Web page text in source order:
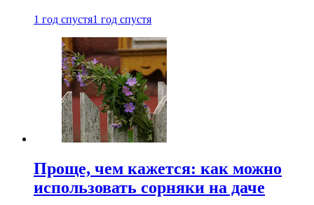
1 год спустя1 год спустя
Проще, чем кажется: как можно
использовать сорняки на даче